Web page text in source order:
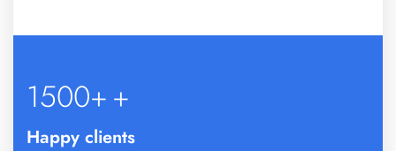
1500++
Happy clients